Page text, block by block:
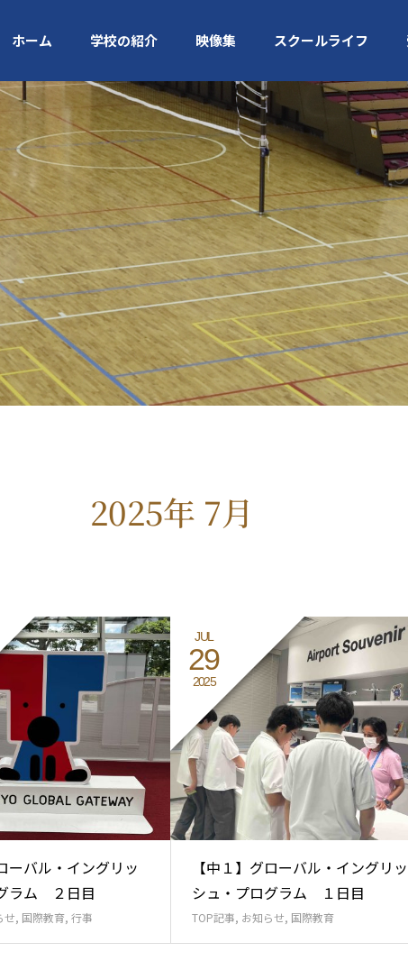
ホーム 学校の紹介 映像集 スクールライフ
2025年 7月
ーバル・イングリッ
ラム ２日目
せ, 国際教育, 行事
JUL
29
2025
【中１】グローバル・イングリッ
シュ・プログラム １日目
TOP記事, お知らせ, 国際教育